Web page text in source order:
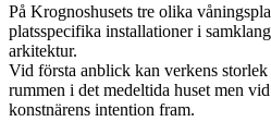
På Krognoshusets tre olika
platsspecifika installationer i
arkitektur.
Vid första anblick kan verkens storlek
rummen i det medeltida huset men
konstnärens intention fram.